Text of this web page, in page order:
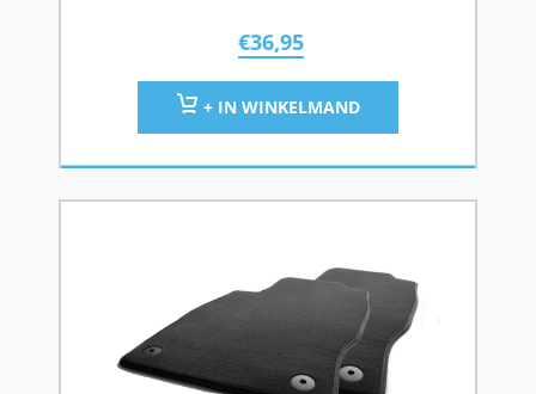
€36,95
+ IN WINKELMAND